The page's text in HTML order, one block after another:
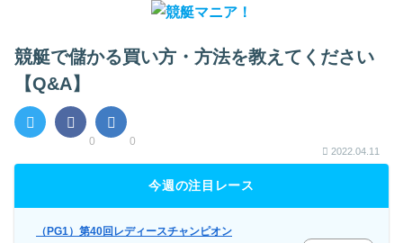
競艇で儲かる買い方・方法を教えてください
【Q&A】
0 0
2022.04.11
今週の注目レース
（PG1）第40回レディースチャンピオン